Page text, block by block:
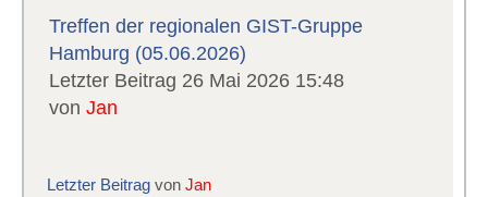
Treffen der regionalen GIST-Gruppe
Hamburg (05.06.2026)
Letzter Beitrag 26 Mai 2026 15:48
vonJan
Letzter Beitrag vonJan